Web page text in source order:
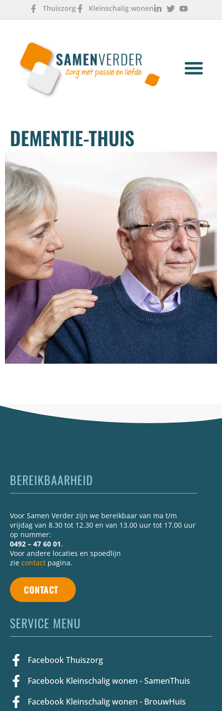
Thuiszorg Kleinschalig wonen
DEMENTIE-THUIS
BEREIKBAARHEID
Voor Samen Verder zijn we bereikbaar van ma t/m
vrijdag van 8.30 tot 12.30 en van 13.00 uur tot 17.00 uur
op nummer:
0492 – 47 60 01.
Voor andere locaties en spoedlijn
zie contact pagina.
CONTACT
SERVICE MENU
Facebook Thuiszorg
Facebook Kleinschalig wonen - SamenThuis
Facebook Kleinschalig wonen - BrouwHuis